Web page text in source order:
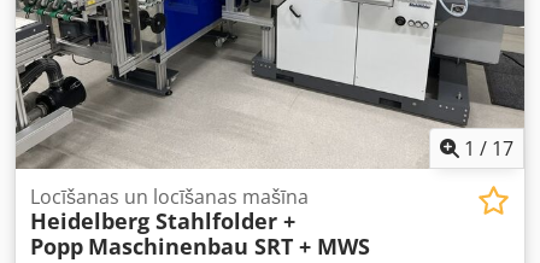
Iekārta labā tehniskā stāvoklī, pilnībā gatava darbam.
1 / 17
Locīšanas un locīšanas mašīna
Heidelberg Stahlfolder +
Popp Maschinenbau SRT + MWS